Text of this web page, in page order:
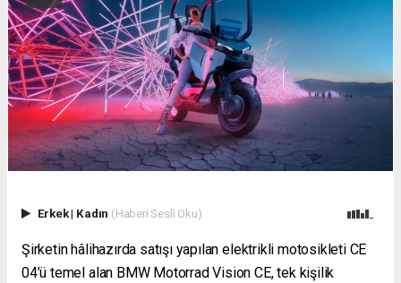
Erkek| Kadın (Haberi Sesli Oku)
Şirketin hâlihazırda satışı yapılan elektrikli motosikleti CE
04’ü temel alan BMW Motorrad Vision CE, tek kişilik